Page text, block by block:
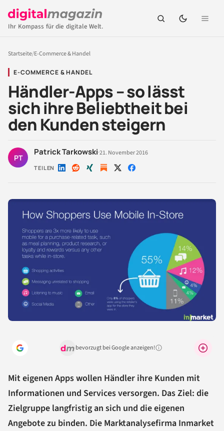
Ihr Kompass für die digitale Welt.
Startseite/E-Commerce & Handel
E-COMMERCE & HANDEL
Händler-Apps – so lässt
sich ihre Beliebtheit bei
den Kunden steigern
PT
Patrick Tarkowski·21. November 2016
TEILEN Auf Auf Auf Auf Auf
bevorzugt bei Google anzeigen!Warum lohnt sich das?
Mit eigenen Apps wollen Händler ihre Kunden mit
Informationen und Services versorgen. Das Ziel: die
Zielgruppe langfristig an sich und die eigenen
Angebote zu binden. Die Marktanalysefirma Inmarket